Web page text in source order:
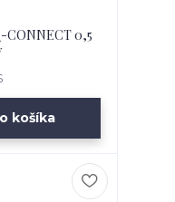
CONNECT 0,5
košíka